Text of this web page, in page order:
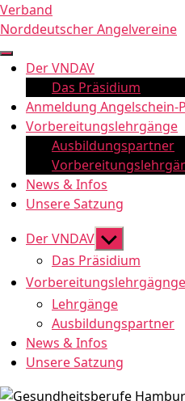
Zum
Inhalt
springen
Verband
Norddeutscher Angelvereine
Der VNDAV
Das Präsidium
Anmeldung Angelschein-
Vorbereitungslehrgänge
Ausbildungspartner
News & Infos
Unsere Satzung
Der VNDAV Untermenü
anzeigen
Das Präsidium
Vorbereitungslehrgägnge
Lehrgänge
Ausbildungspartner
News & Infos
Unsere Satzung